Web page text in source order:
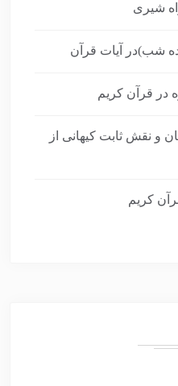
شیری
شب)در آیات قرآن
در قرآن کریم
و نقش ثابت کیهانی از